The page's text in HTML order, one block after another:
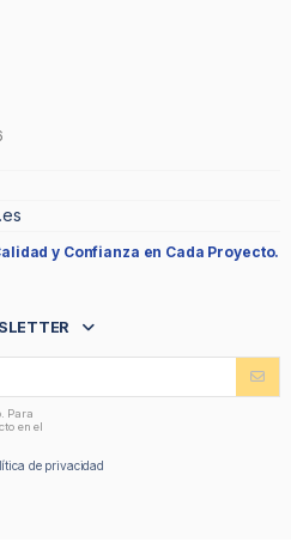
y Confianza en Cada Proyecto.
Para
en el
de privacidad